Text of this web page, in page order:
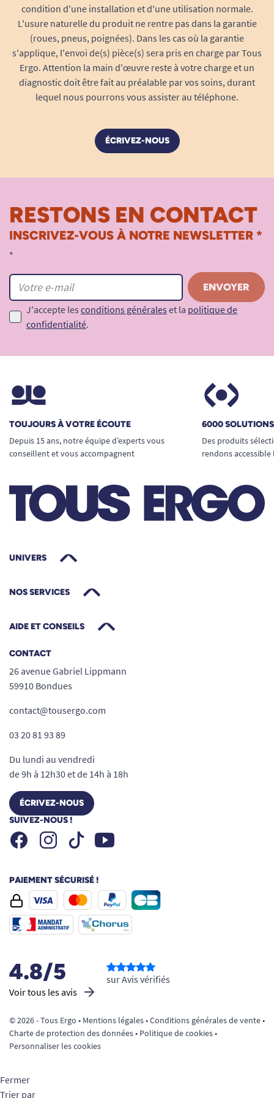
antidérapante, taille adaptée pour une
toilette détendue.
Personnalisable: hauteur réglable de 39 à
54 cm, adapté à toutes les morphologies et
à tous les usages.
Facile à entretenir: matériaux résistants et
Léger et maniable: pour un transport et un
rangement simplifiés.
bain, se fait oublier quand il n’est pas
Retrouvez le plaisir de la toilette autonome en
toute sécurité grâce au tabouret de douche Dory.
Pensé pour vous accompagner chaque jour, il
améliore le confort, tout en rassurant vos
proches. Pour d’autres solutions d’aide à la
toilette, explorez notre collection complète de
tabourets et chaises de douche sur notre site.
Besoin de conseils personnalisés ? Consultez
douche ?
condition d'une installation et d'une utilisation normale.
L'usure naturelle du produit ne rentre pas dans la garantie
(roues, pneus, poignées). Dans les cas où la garantie
s'applique, l'envoi de(s) pièce(s) sera pris en charge par Tous
Ergo. Attention la main d'œuvre reste à votre charge et un
diagnostic doit être fait au préalable par vos soins, durant
lequel nous pourrons vous assister au téléphone.
ÉCRIVEZ-NOUS
RESTONS EN CONTACT
INSCRIVEZ-VOUS À NOTRE NEWSLETTER *
*
J'accepte les conditions générales et la politique de
confidentialité.
TOUJOURS À VOTRE ÉCOUTE
Depuis 15 ans, notre équipe d’experts vous
conseillent et vous accompagnent
6000
Des produits
rendons
UNIVERS
NOS SERVICES
AIDE ET CONSEILS
CONTACT
26 avenue Gabriel Lippmann
59910 Bondues
contact@tousergo.com
03 20 81 93 89
Du lundi au vendredi
de 9h à 12h30 et de 14h à 18h
ÉCRIVEZ-NOUS
SUIVEZ-NOUS !
FacebookInstagramTiktok Youtube
PAIEMENT SÉCURISÉ !
4.8/5
Voir tous les avis
sur Avis vérifiés
© 2026 - Tous Ergo • Mentions légales•Conditions générales de vente•
Charte de protection des données• Politique de cookies•
Personnaliser les cookies
Fermer
Trier par